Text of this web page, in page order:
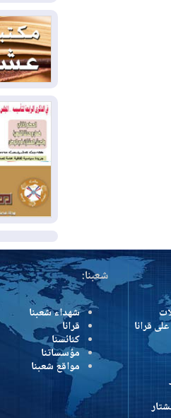
2026-08-03
بمنع
2026-08-03
دينار!
2026-08-03
وانهيار
2026-08-03
بسبب
شعبنا:
شهداء شعبنا
قرانا
كنائسنا
مؤسساتنا
مواقع شعبنا